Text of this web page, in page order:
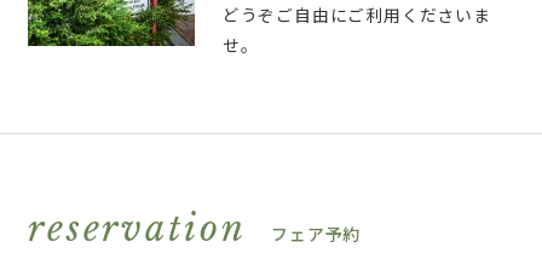
どうぞご自由にご利用くださいま
せ。
reservation フェア予約